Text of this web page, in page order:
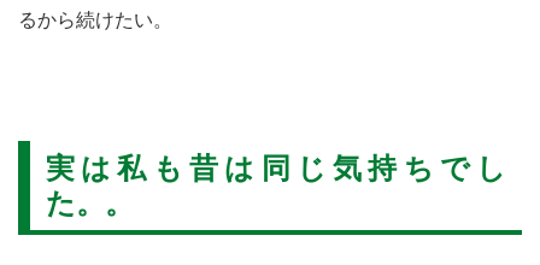
るから続けたい。
実は私も昔は同じ気持ちでし
た。。